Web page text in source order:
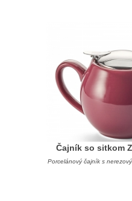
Čajník so sitkom
Porcelánový čajník s